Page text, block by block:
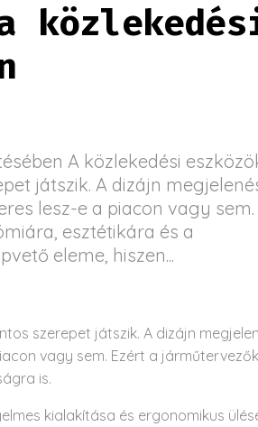
A közlekedési
játszik. A dizájn
lesz-e a piacon vagy sem.
esztétikára és a
eleme, hiszen...
szerepet játszik. A dizájn
vagy sem. Ezért a
is.
kialakítása és ergonomikus